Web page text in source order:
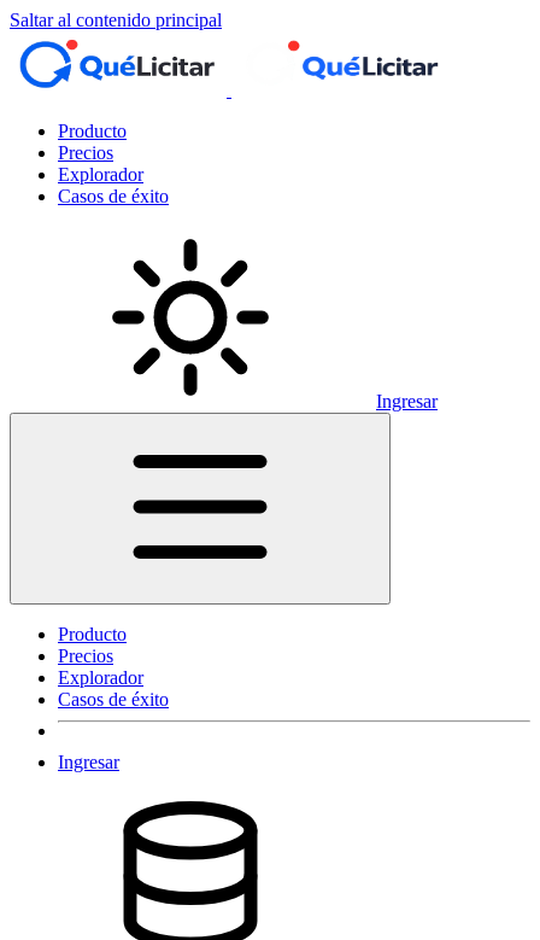
Saltar al contenido principal
Producto
Precios
Explorador
Casos de éxito
Ingresar
Producto
Precios
Explorador
Casos de éxito
Ingresar